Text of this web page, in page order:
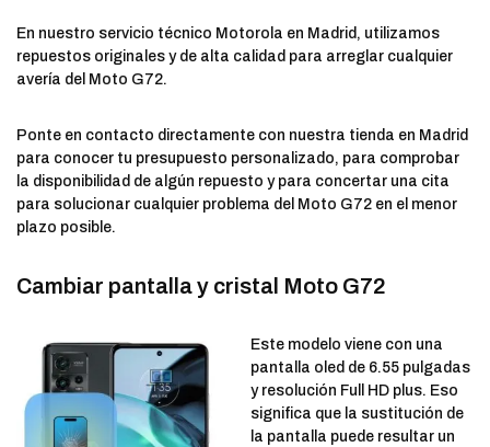
En nuestro servicio técnico Motorola en Madrid, utilizamos
repuestos originales y de alta calidad para arreglar cualquier
avería del Moto G72.
Ponte en contacto directamente con nuestra tienda en Madrid
para conocer tu presupuesto personalizado, para comprobar
la disponibilidad de algún repuesto y para concertar una cita
para solucionar cualquier problema del Moto G72 en el menor
plazo posible.
Cambiar pantalla y cristal Moto G72
Este modelo viene con una
pantalla oled de 6.55 pulgadas
y resolución Full HD plus. Eso
significa que la sustitución de
la pantalla puede resultar un